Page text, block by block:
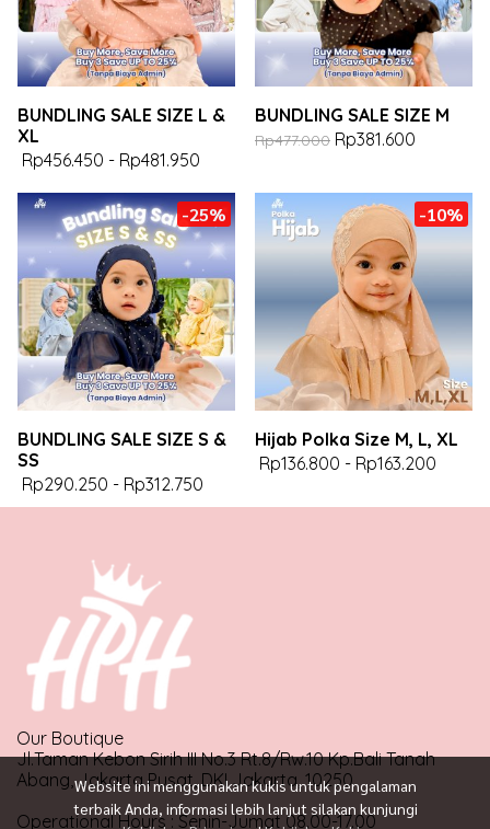
BUNDLING SALE SIZE L &
XL
Rp456.450 - Rp481.950
BUNDLING SALE SIZE M
Rp477.000 Rp381.600
-25%
BUNDLING SALE SIZE S &
SS
Rp290.250 - Rp312.750
-10%
Hijab Polka Size M, L, XL
Rp136.800 - Rp163.200
Website ini menggunakan kukis untuk pengalaman
terbaik Anda, informasi lebih lanjut silakan kunjungi
Our Boutique
Jl.Taman Kebon Sirih III No.3 Rt.8/Rw.10 Kp.Bali Tanah
Abang, Jakarta Pusat, DKI Jakarta, 10250
Operational Hours : Senin-Jumat 08.00-17.00